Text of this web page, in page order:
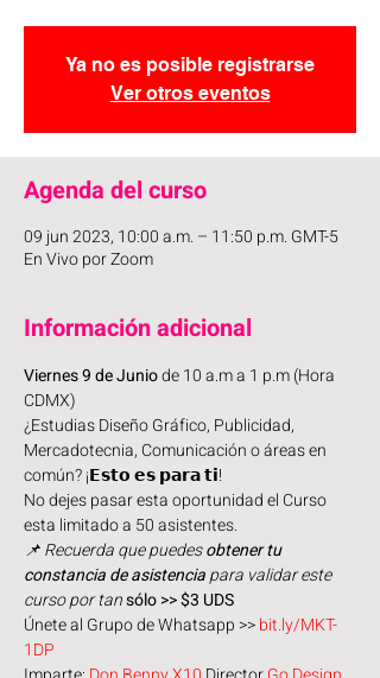
Ya no es posible registrarse
Ver otros eventos
Agenda del curso
09 jun 2023, 10:00 a.m. – 11:50 p.m. GMT-5
En Vivo por Zoom
Información adicional
Viernes 9 de Junio de 10 a.m a 1 p.m (Hora
CDMX)
¿Estudias Diseño Gráfico, Publicidad,
Mercadotecnia, Comunicación o áreas en
común? ¡𝗘𝘀𝘁𝗼 𝗲𝘀 𝗽𝗮𝗿𝗮 𝘁𝗶!
No dejes pasar esta oportunidad el Curso
esta limitado a 50 asistentes.
📌 Recuerda que puedes obtener tu
constancia de asistencia para validar este
curso por tan sólo >> $3 UDS
Únete al Grupo de Whatsapp >> bit.ly/MKT-
1DP